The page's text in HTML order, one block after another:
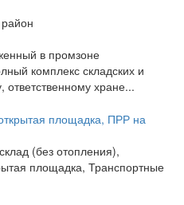
в промзоне
комплекс складских и
ответственному хране...
площадка, ПРР на
(без отопления),
площадка, Транспортные